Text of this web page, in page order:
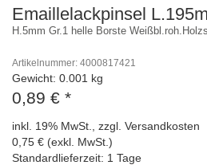
Emaillelackpinsel
H.5mm Gr.1 helle Borste
Artikelnummer: 4000817421
Gewicht: 0.001 kg
0,89 € *
inkl. 19% MwSt., zzgl. Versandkosten
0,75 € (exkl. MwSt.)
Standardlieferzeit: 1 Tage